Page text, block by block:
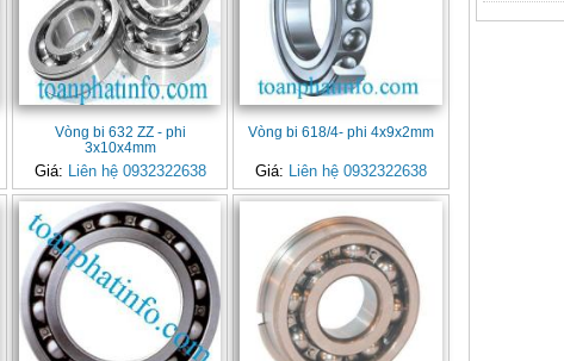
Vòng bi 632 ZZ - phi
3x10x4mm
Giá: Liên hệ 0932322638
Vòng bi 618/4- phi 4x9x2mm
Giá: Liên hệ 0932322638